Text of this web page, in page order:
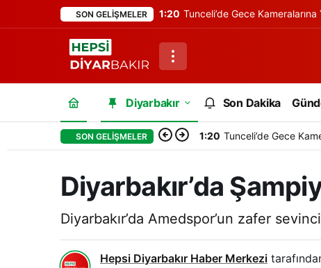
SON GELIŞMELER 1:20 Tunceli’de Gece
Diyarbakır Son Dakika
SON GELIŞMELER 1:20 Tunceli’de Gece
Diyarbakır’da
Diyarbakır’da Amedspor’un zafer
Hepsi Diyarbakır Haber Merkezi